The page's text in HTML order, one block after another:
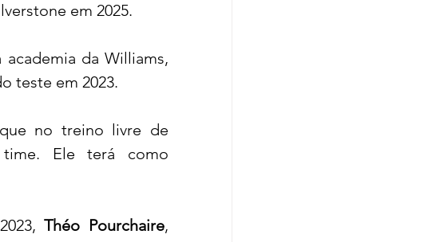
em 2025.
academia da Williams,
teste em 2023.
no treino livre de
Ele terá como
Théo Pourchaire,